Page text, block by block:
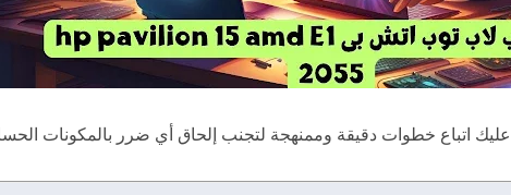
اتباع خطوات دقيقة وممنهجة لتجنب إلحاق أي ضرر بالمكونات